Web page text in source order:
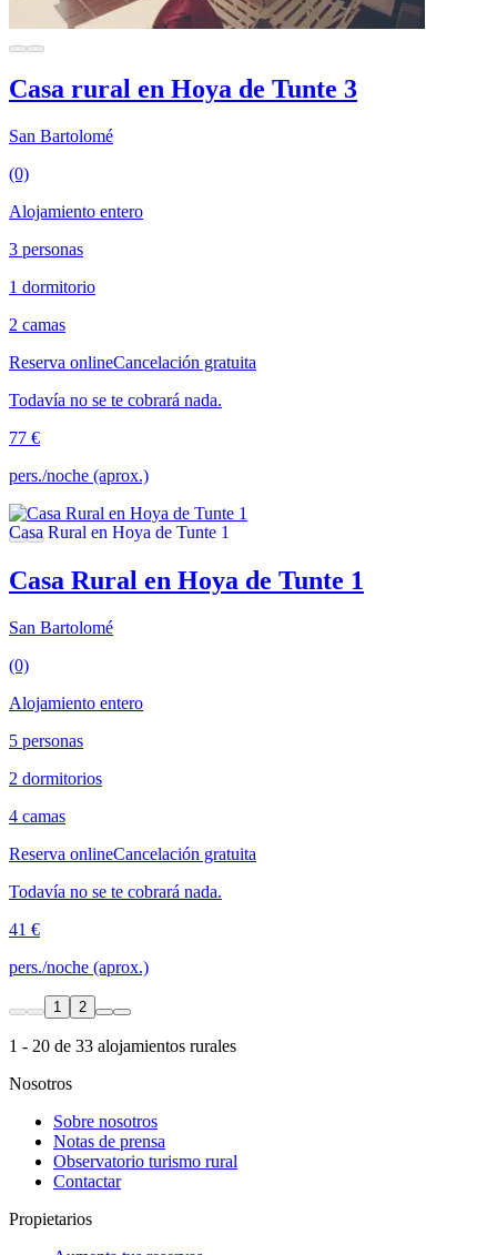
Casa rural en Hoya de Tunte 3
San Bartolomé
(0)
Alojamiento entero
3 personas
1 dormitorio
2 camas
Reserva onlineCancelación gratuita
Todavía no se te cobrará nada.
77 €
pers./noche (aprox.)
Casa Rural en Hoya de Tunte 1
San Bartolomé
(0)
Alojamiento entero
5 personas
2 dormitorios
4 camas
Reserva onlineCancelación gratuita
Todavía no se te cobrará nada.
41 €
pers./noche (aprox.)
1 2
1 - 20 de 33 alojamientos rurales
Nosotros
Sobre nosotros
Notas de prensa
Observatorio turismo rural
Contactar
Propietarios